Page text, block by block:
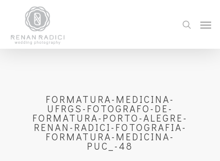
FORMATURA-MEDICINA-
UFRGS-FOTOGRAFO-DE-
FORMATURA-PORTO-ALEGRE-
RENAN-RADICI-FOTOGRAFIA-
FORMATURA-MEDICINA-
PUC_-48